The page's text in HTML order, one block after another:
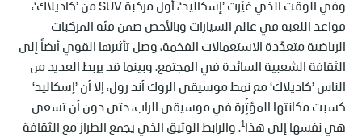
وفي الوقت الذي غيّرت ’إسكاليد‘، أول مركبة SUV من ’كاديلاك‘،
قواعد اللعبة في عالم السيارات وبالأخص ضمن فئة المركبات
الرياضية متعدّدة الاستعمالات الفخمة، وصل تأثيرها القوي أيضاً إلى
الثقافة الشعبية السائدة في المجتمع. وبينما قد يربط العديد من
الناس ’كاديلاك‘ مع نمط موسيقى الروك أند رول، إلا أن ’إسكاليد‘
كسبت مكانتها المؤثِّرة في موسيقى الراب، حتى دون أن تسعى
هي نفسها إلى هذا1. والرابط الوثيق الذي يجمع الطراز مع الثقافة